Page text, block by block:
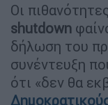
Οι
shutdown
δήλωση του
συνέντευξη
ότι «δεν θα